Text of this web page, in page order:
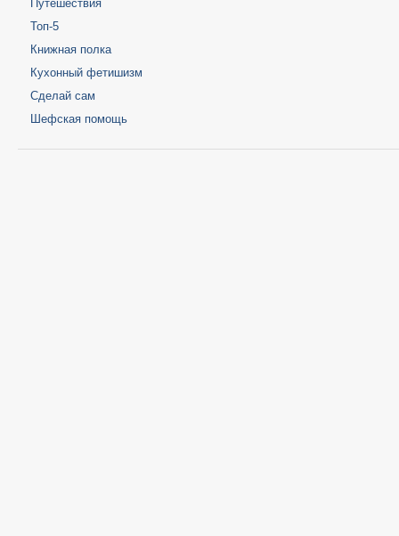
Путешествия
Топ-5
Книжная полка
Кухонный фетишизм
Сделай сам
Шефская помощь